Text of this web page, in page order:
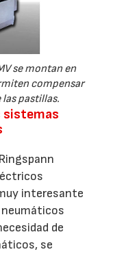
se montan en
compensar
pastillas.
sistemas
interesante
de
se